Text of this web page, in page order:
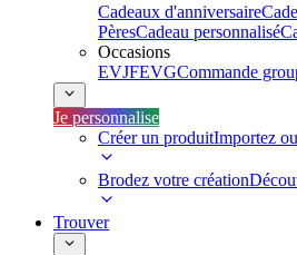
Cadeaux d'anniversaire
PèresCadeau personnalisé
Occasions
EVJFEVGCommande
Je personnalise
Créer un produitImportez
Brodez votre création
Trouver